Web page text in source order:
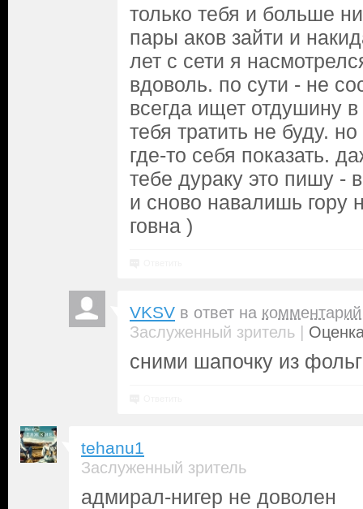
только тебя и больше
пары аков зайти и
лет с сети я
вдоволь. по сути - не
всегда ищет отдушину
тебя тратить не буду.
где-то себя показать.
тебе дураку это пишу -
и сново навалишь гору
говна )
VKSV в ответ на комментарий
Заслуженный зритель |
сними шапочку из
tehanu1
Заслуженный зритель
адмирал-нигер не доволен